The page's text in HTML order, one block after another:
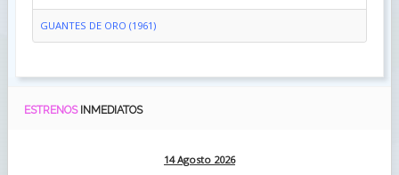
GUANTES DE ORO (1961)
ESTRENOS INMEDIATOS
14 Agosto 2026